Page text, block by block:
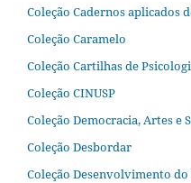
Coleção Cadernos aplicados
Coleção Caramelo
Coleção Cartilhas de
Coleção CINUSP
Coleção Democracia, Artes e
Coleção Desbordar
Coleção Desenvolvimento